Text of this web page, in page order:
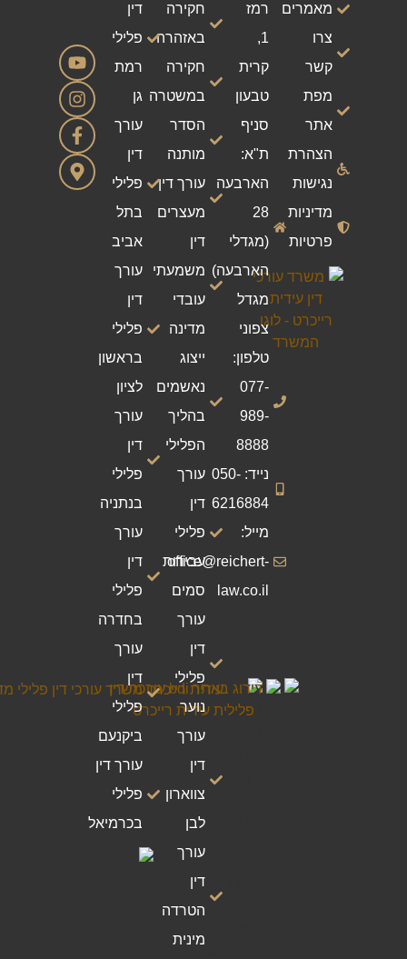
מאמרים
צרו
קשר
מפת
אתר
הצהרת
נגישות
מדיניות
פרטיות
רמז
1,
קרית
טבעון
סניף
ת"א:
הארבעה
28
(מגדלי
הארבעה)
מגדל
צפוני
טלפון:
077-
989-
8888
נייד: 050-
6216884
מייל:
office@reichert-
law.co.il
חקירה
באזהרה
חקירה
במשטרה
הסדר
מותנה
עורך דין
מעצרים
דין
משמעתי
עובדי
מדינה
ייצוג
נאשמים
בהליך
הפלילי
עורך
דין
פלילי
עבירות
סמים
עורך
דין
פלילי
נוער
עורך
דין
צווארון
לבן
עורך
דין
הטרדה
מינית
דין
פלילי
רמת
גן
עורך
דין
פלילי
בתל
אביב
עורך
דין
פלילי
בראשון
לציון
עורך
דין
פלילי
בנתניה
עורך
דין
פלילי
בחדרה
עורך
דין
פלילי
ביקנעם
עורך דין
פלילי
בכרמיאל